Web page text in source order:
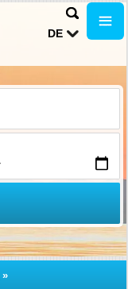
DE
»